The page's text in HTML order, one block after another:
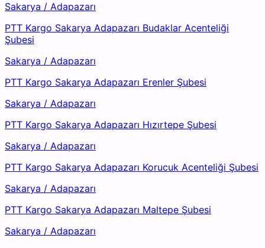
Sakarya / Adapazarı
PTT Kargo Sakarya Adapazarı Budaklar Acenteliği
Şubesi
Sakarya / Adapazarı
PTT Kargo Sakarya Adapazarı Erenler Şubesi
Sakarya / Adapazarı
PTT Kargo Sakarya Adapazarı Hızırtepe Şubesi
Sakarya / Adapazarı
PTT Kargo Sakarya Adapazarı Korucuk Acenteliği Şubesi
Sakarya / Adapazarı
PTT Kargo Sakarya Adapazarı Maltepe Şubesi
Sakarya / Adapazarı